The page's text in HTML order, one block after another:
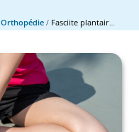
Orthopédie / Fasciite plantaire traitée grâce à un podiatre